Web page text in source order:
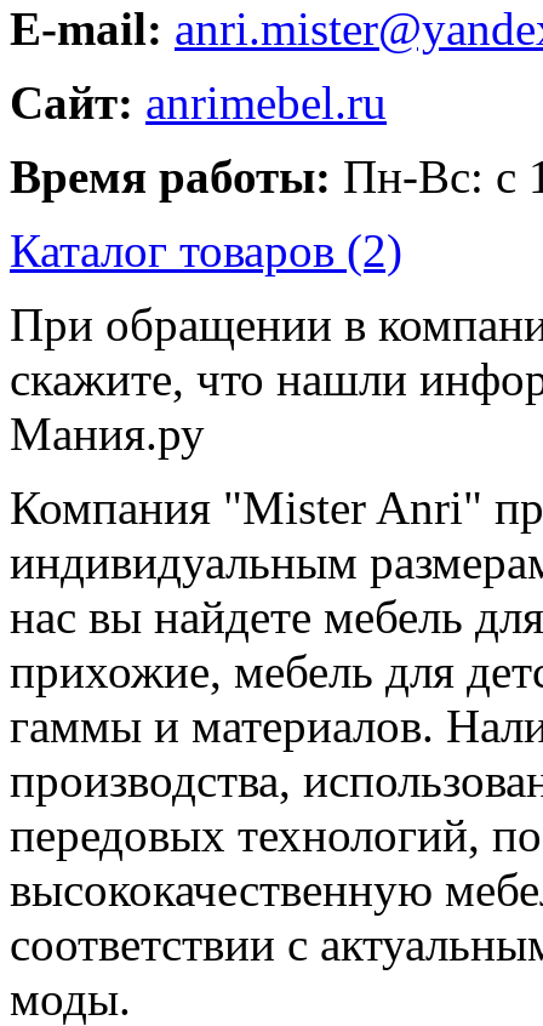
E-mail:
Сайт: anrimebel.ru
Время работы: Пн-Вс: с
Каталог товаров (2)
При обращении в
скажите, что нашли
Мания.ру
Компания "Mister Anri"
индивидуальным
нас вы найдете мебель
прихожие, мебель для
гаммы и материалов.
производства,
передовых технологий,
высококачественную
соответствии с
моды.